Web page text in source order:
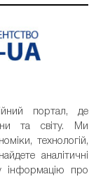
портал, де
та світу. Ми
технологій,
аналітичні
інформацію про